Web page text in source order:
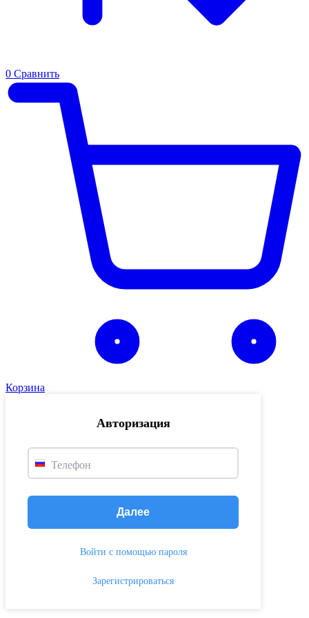
0 Сравнить
Корзина
Авторизация
Телефон
Далее
Войти с помощью пароля
Зарегистрироваться